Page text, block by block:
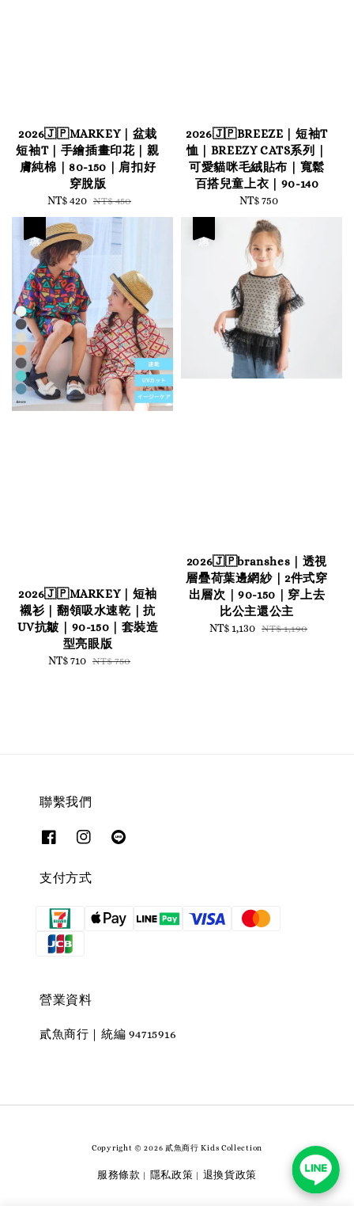
2026🇯🇵MARKEY｜盆栽
短袖T｜手繪插畫印花｜親
膚純棉｜80-150｜肩扣好
穿脫版
Sale
price
NT$ 420 Regular
price
NT$ 450
2026🇯🇵BREEZE｜短袖T
恤｜BREEZY CATS系列｜
可愛貓咪毛絨貼布｜寬鬆
百搭兒童上衣｜90-140
Regular
price
NT$ 750
2026🇯🇵MARKEY｜短袖
襯衫｜翻領吸水速乾｜抗
UV抗皺｜90-150｜套裝造
型亮眼版
Sale
NT$ 710 Regular
NT$ 750
2026🇯🇵branshes｜透視
層疊荷葉邊網紗｜2件式穿
出層次｜90-150｜穿上去
比公主還公主
Sale
NT$ 1,130 Regular
NT$ 1,190
聯繫我們
支付方式
營業資料
貳魚商行｜統編 94715916
Copyright © 2026 貳魚商行 Kids Collection
服務條款 隱私政策 退換貨政策